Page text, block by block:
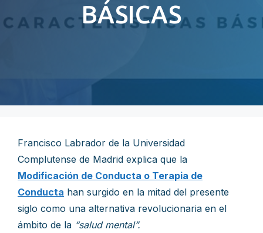
BÁSICAS
Francisco Labrador de la Universidad
Complutense de Madrid explica que la
Modificación de Conducta o Terapia de
Conducta han surgido en la mitad del presente
siglo como una alternativa revolucionaria en el
ámbito de la “salud mental”.